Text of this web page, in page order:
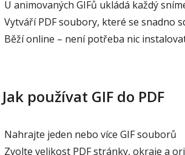
U animovaných GIFů ukládá každý
Vytváří PDF soubory, které se snadno
Běží online – není potřeba nic
Jak používat GIF do PDF
Nahrajte jeden nebo více GIF souborů
Zvolte velikost PDF stránky, okraje a